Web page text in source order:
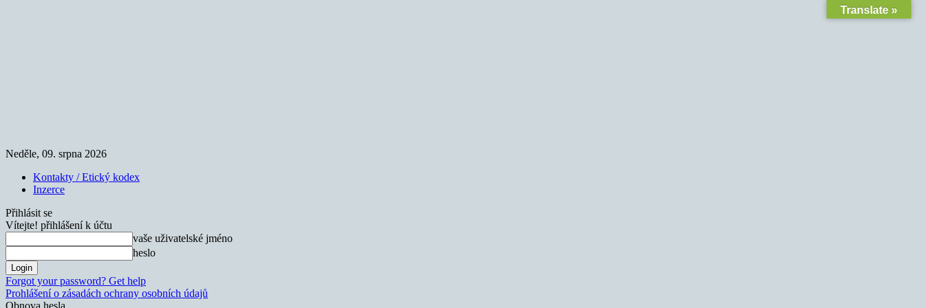
Neděle, 09. srpna 2026
Kontakty / Etický kodex
Inzerce
Přihlásit se
Vítejte! přihlášení k účtu
vaše uživatelské jméno
heslo
Forgot your password? Get help
Prohlášení o zásadách ochrany osobních údajů
Obnova hesla
Translate »